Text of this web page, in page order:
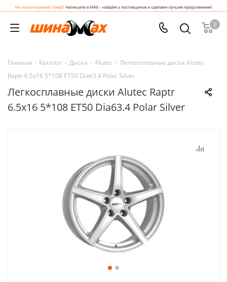
0
Главная - Каталог - Диски - Alutec - Легкосплавные диски Alutec
Raptr 6.5x16 5*108 ET50 Dia63.4 Polar Silver
Легкосплавные диски Alutec Raptr
6.5x16 5*108 ET50 Dia63.4 Polar Silver